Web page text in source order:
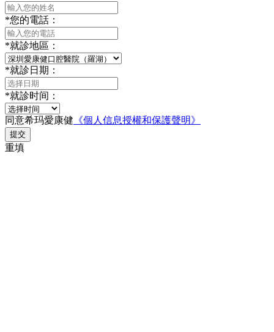
*您的電話：
*就診地區：
*就診日期：
*就診时间：
同意希玛愛康健 《個人信息授權和保護聲明》
提交
重填